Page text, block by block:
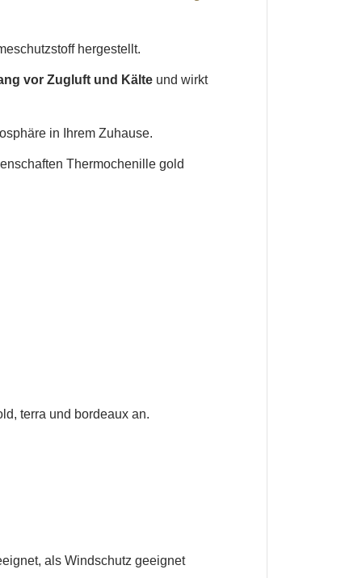
hergestellt.
vor Zugluft und Kälte und wirkt
in Ihrem Zuhause.
terra und bordeaux an.
als Windschutz geeignet